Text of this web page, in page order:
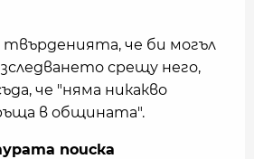
твърденията, че би могъл
срещу него,
че "няма никакво
в общината".
поиска